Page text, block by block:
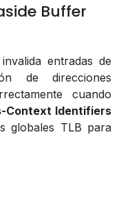
Buffer
entradas de
de direcciones
cuando
Context Identifiers
globales TLB para